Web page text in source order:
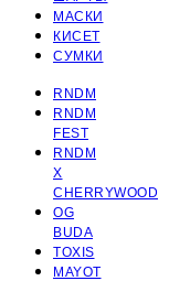
МАСКИ
КИСЕТ
СУМКИ
RNDM
RNDM
FEST
RNDM
X
CHERRYWOOD
OG
BUDA
TOXIS
MAYOT